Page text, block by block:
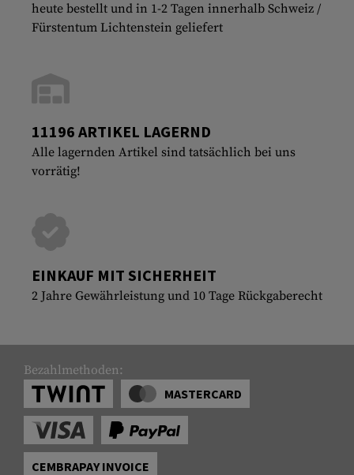
heute bestellt und in 1-2 Tagen innerhalb Schweiz /
Fürstentum Lichtenstein geliefert
11196 ARTIKEL LAGERND
Alle lagernden Artikel sind tatsächlich bei uns
vorrätig!
EINKAUF MIT SICHERHEIT
2 Jahre Gewährleistung und 10 Tage Rückgaberecht
Bezahlmethoden:
MASTERCARD
CEMBRAPAY INVOICE